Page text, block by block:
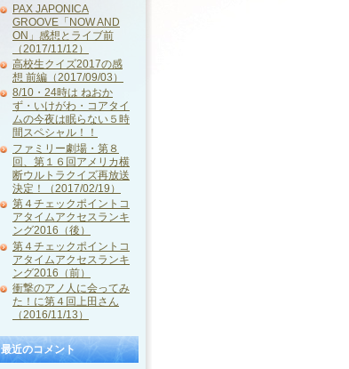
PAX JAPONICA
GROOVE「NOW AND
ON」感想とライブ前
（2017/11/12）
高校生クイズ2017の感
想 前編（2017/09/03）
8/10・24時は ねおか
ず・いけがわ・コアタイ
ムの今夜は眠らない５時
間スペシャル！！
ファミリー劇場・第８
回、第１６回アメリカ横
断ウルトラクイズ再放送
決定！（2017/02/19）
第４チェックポイントコ
アタイムアクセスランキ
ング2016（後）
第４チェックポイントコ
アタイムアクセスランキ
ング2016（前）
衝撃のアノ人に会ってみ
た！に第４回上田さん
（2016/11/13）
最近のコメント